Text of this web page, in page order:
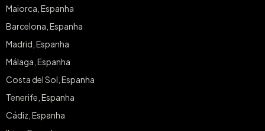
Maiorca, Espanha
Barcelona, Espanha
Madrid, Espanha
Málaga, Espanha
Costa del Sol, Espanha
Tenerife, Espanha
Cádiz, Espanha